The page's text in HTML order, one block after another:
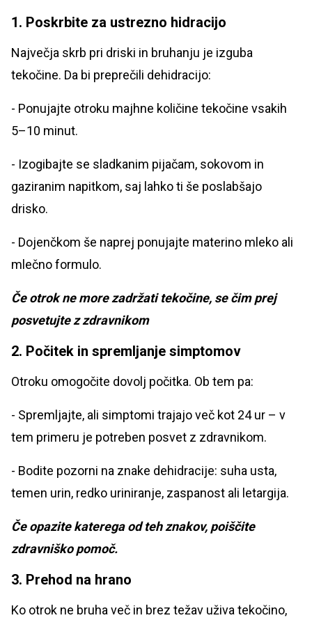
1. Poskrbite za ustrezno hidracijo
Največja skrb pri driski in bruhanju je izguba
tekočine. Da bi preprečili dehidracijo:
- Ponujajte otroku majhne količine tekočine vsakih
5–10 minut.
- Izogibajte se sladkanim pijačam, sokovom in
gaziranim napitkom, saj lahko ti še poslabšajo
drisko.
- Dojenčkom še naprej ponujajte materino mleko ali
mlečno formulo.
Če otrok ne more zadržati tekočine, se čim prej
posvetujte z zdravnikom
2. Počitek in spremljanje simptomov
Otroku omogočite dovolj počitka. Ob tem pa:
- Spremljajte, ali simptomi trajajo več kot 24 ur – v
tem primeru je potreben posvet z zdravnikom.
- Bodite pozorni na znake dehidracije: suha usta,
temen urin, redko uriniranje, zaspanost ali letargija.
Če opazite katerega od teh znakov, poiščite
zdravniško pomoč.
3. Prehod na hrano
Ko otrok ne bruha več in brez težav uživa tekočino,